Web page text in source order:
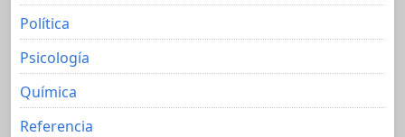
Política
Psicología
Química
Referencia